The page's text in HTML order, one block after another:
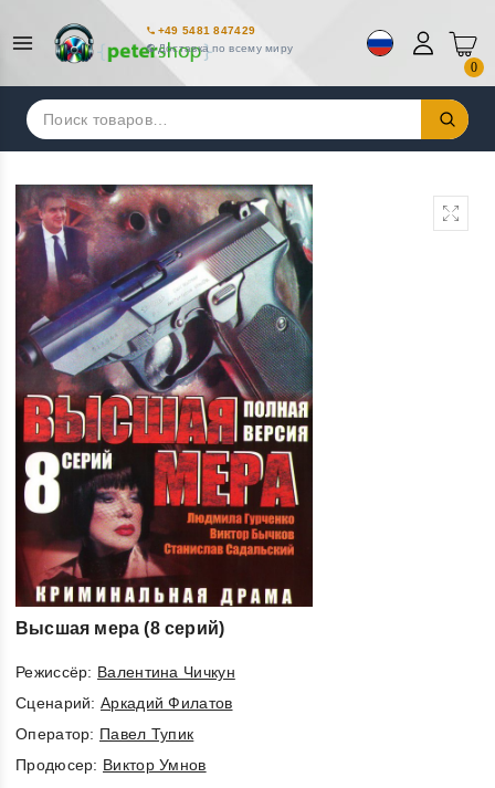
+49 5481 847429
Доставка по всему миру
0
Искать:
Высшая мера (8 серий)
Режиссёр: Валентина Чичкун
Cценарий: Аркадий Филатов
Оператор: Павел Тупик
Продюсер: Виктор Умнов